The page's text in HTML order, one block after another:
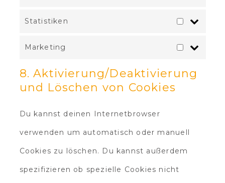
Statistiken
Marketing
8. Aktivierung/Deaktivierung
und Löschen von Cookies
Du kannst deinen Internetbrowser
verwenden um automatisch oder manuell
Cookies zu löschen. Du kannst außerdem
spezifizieren ob spezielle Cookies nicht